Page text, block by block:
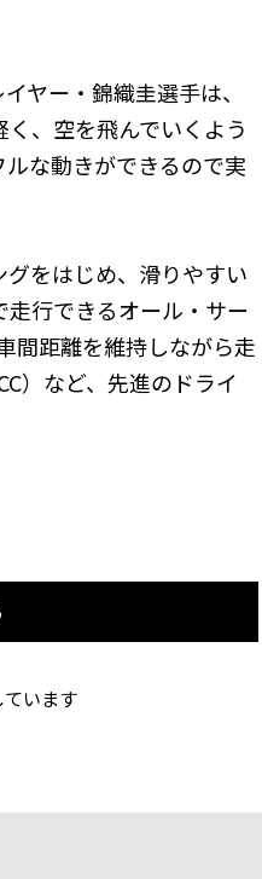
ヤー・錦織圭選手は、
、空を飛んでいくよう
な動きができるので実
をはじめ、滑りやすい
行できるオール・サー
間距離を維持しながら走
）など、先進のドライ
います